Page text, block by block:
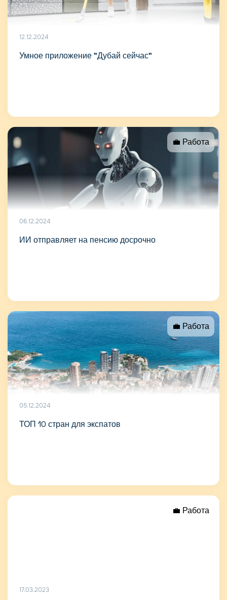
12.12.2024
Умное приложение "Дубай сейчас"
💼 Работа
06.12.2024
ИИ отправляет на пенсию досрочно
💼 Работа
05.12.2024
ТОП 10 стран для экспатов
💼 Работа
17.03.2023